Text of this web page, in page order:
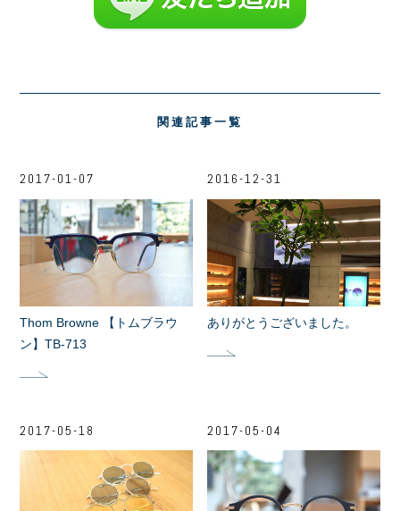
関連記事一覧
2017-01-07
Thom Browne 【トムブラウ
ン】TB-713
2016-12-31
ありがとうございました。
2017-05-18 2017-05-04